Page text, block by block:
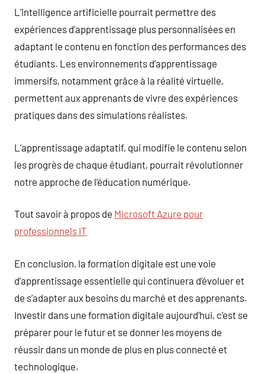
L’intelligence artificielle pourrait permettre des
expériences d’apprentissage plus personnalisées en
adaptant le contenu en fonction des performances des
étudiants. Les environnements d’apprentissage
immersifs, notamment grâce à la réalité virtuelle,
permettent aux apprenants de vivre des expériences
pratiques dans des simulations réalistes.
L’apprentissage adaptatif, qui modifie le contenu selon
les progrès de chaque étudiant, pourrait révolutionner
notre approche de l’éducation numérique.
Tout savoir à propos de Microsoft Azure pour
professionnels IT
En conclusion, la formation digitale est une voie
d’apprentissage essentielle qui continuera d’évoluer et
de s’adapter aux besoins du marché et des apprenants.
Investir dans une formation digitale aujourd’hui, c’est se
préparer pour le futur et se donner les moyens de
réussir dans un monde de plus en plus connecté et
technologique.